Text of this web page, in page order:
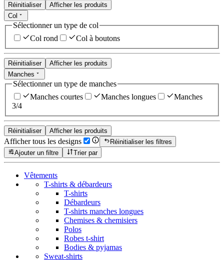
Réinitialiser
Afficher les produits
Col
Sélectionner un type de col
Col rond
Col à boutons
Réinitialiser
Afficher les produits
Manches
Sélectionner un type de manches
Manches courtes
Manches longues
Manches
3/4
Réinitialiser Afficher les produits
Afficher tous les designs
Réinitialiser les filtres
Ajouter un filtre
Trier par
Vêtements
T-shirts & débardeurs
T-shirts
Débardeurs
T-shirts manches longues
Chemises & chemisiers
Polos
Robes t-shirt
Bodies & pyjamas
Sweat-shirts